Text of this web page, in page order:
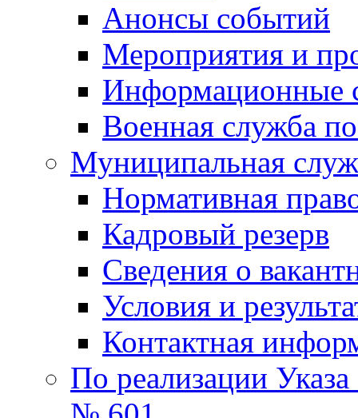
Анонсы событий
Мероприятия и
Информационные
Военная служба
Муниципальная
Нормативная
Кадровый резерв
Сведения о
Условия и
Контактная
По реализации